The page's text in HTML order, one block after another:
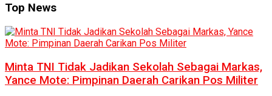
Top News
Minta TNI Tidak Jadikan Sekolah Sebagai Markas,
Yance Mote: Pimpinan Daerah Carikan Pos Militer